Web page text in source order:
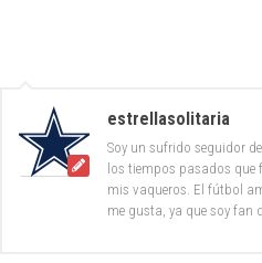
estrellasolitaria
Soy un sufrido seguidor
los tiempos pasados que
mis vaqueros. El fútbol
me gusta, ya que soy fan